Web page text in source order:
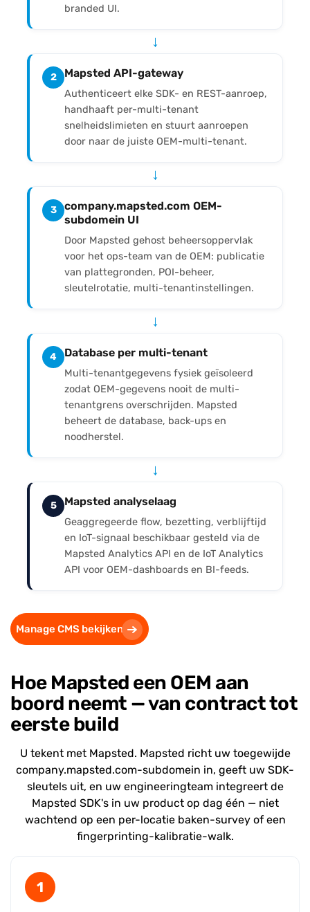
branded UI.
↓
2 Mapsted API-gateway
Authenticeert elke SDK- en REST-aanroep,
handhaaft per-multi-tenant
snelheidslimieten en stuurt aanroepen
door naar de juiste OEM-multi-tenant.
↓
3
company.mapsted.com OEM-
subdomein UI
Door Mapsted gehost beheersoppervlak
voor het ops-team van de OEM: publicatie
van plattegronden, POI-beheer,
sleutelrotatie, multi-tenantinstellingen.
↓
4 Database per multi-tenant
Multi-tenantgegevens fysiek geïsoleerd
zodat OEM-gegevens nooit de multi-
tenantgrens overschrijden. Mapsted
beheert de database, back-ups en
noodherstel.
↓
5 Mapsted analyselaag
Geaggregeerde flow, bezetting, verblijftijd
en IoT-signaal beschikbaar gesteld via de
Mapsted Analytics API en de IoT Analytics
API voor OEM-dashboards en BI-feeds.
Manage CMS bekijken
Hoe Mapsted een OEM aan
boord neemt — van contract tot
eerste build
U tekent met Mapsted. Mapsted richt uw toegewijde
company.mapsted.com-subdomein in, geeft uw SDK-
sleutels uit, en uw engineeringteam integreert de
Mapsted SDK's in uw product op dag één — niet
wachtend op een per-locatie baken-survey of een
fingerprinting-kalibratie-walk.
1